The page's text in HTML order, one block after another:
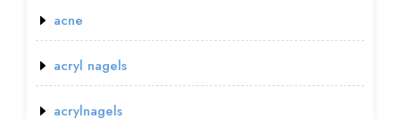
acne
acryl nagels
acrylnagels